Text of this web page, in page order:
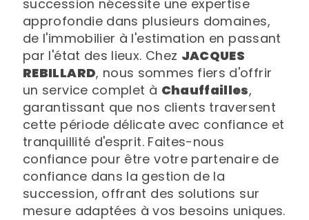
succession nécessite une expertise
approfondie dans plusieurs domaines,
de l'immobilier à l'estimation en passant
par l'état des lieux. Chez JACQUES
REBILLARD, nous sommes fiers d'offrir
un service complet à Chauffailles,
garantissant que nos clients traversent
cette période délicate avec confiance et
tranquillité d'esprit. Faites-nous
confiance pour être votre partenaire de
confiance dans la gestion de la
succession, offrant des solutions sur
mesure adaptées à vos besoins uniques.